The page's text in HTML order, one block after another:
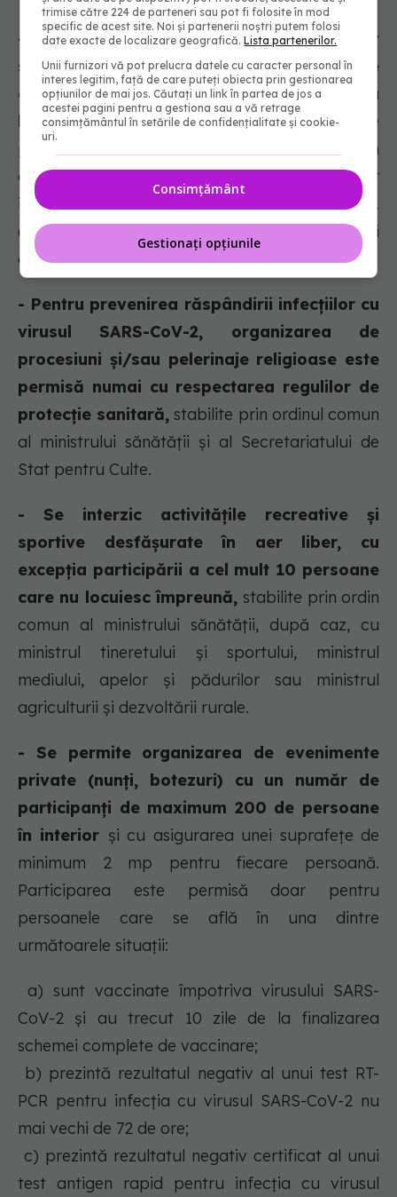
- Activitatea cultelor religioase, inclusiv
slujbele și rugăciunile colective, se
desfășoară în interiorul și/sau în afara
lăcașurilor de cult,cu respectarea regulilor de
protecție sanitară, stabilite prin ordinul comun
al ministrului sănătății și al ministrului afacerilor
interne, emis în temeiul art. 45 și al art. 71 alin.
(2) din Legea nr. 55/2020, cu modificările și
completările ulterioare.
- Pentru prevenirea răspândirii infecțiilor cu
virusul SARS-CoV-2, organizarea de
procesiuni și/sau pelerinaje religioase este
permisă numai cu respectarea regulilor de
protecție sanitară, stabilite prin ordinul comun
al ministrului sănătății și al Secretariatului de
Stat pentru Culte.
- Se interzic activitățile recreative și
sportive desfășurate în aer liber, cu
excepția participării a cel mult 10 persoane
care nu locuiesc împreună, stabilite prin ordin
comun al ministrului sănătății, după caz, cu
ministrul tineretului și sportului, ministrul
mediului, apelor și pădurilor sau ministrul
agriculturii și dezvoltării rurale.
- Se permite organizarea de evenimente
private (nunți, botezuri) cu un număr de
participanți de maximum 200 de persoane
în interior și cu asigurarea unei suprafețe de
minimum 2 mp pentru fiecare persoană.
Participarea este permisă doar pentru
persoanele care se află în una dintre
următoarele situații:
a) sunt vaccinate împotriva virusului SARS-
CoV-2 și au trecut 10 zile de la finalizarea
schemei complete de vaccinare;
b) prezintă rezultatul negativ al unui test RT-
PCR pentru infecția cu virusul SARS-CoV-2 nu
mai vechi de 72 de ore;
c) prezintă rezultatul negativ certificat al unui
test antigen rapid pentru infecția cu virusul
trimise către 224 de parteneri sau pot fi folosite în mod
specific de acest site. Noi și partenerii noștri putem folosi
date exacte de localizare geografică.Lista partenerilor.
Unii furnizori vă pot prelucra datele cu caracter personal în
interes legitim, față de care puteți obiecta prin gestionarea
opțiunilor de mai jos. Căutați un link în partea de jos a
acestei pagini pentru a gestiona sau a vă retrage
consimțământul în setările de confidențialitate și cookie-
uri.
Consimțământ
Gestionați opțiunile